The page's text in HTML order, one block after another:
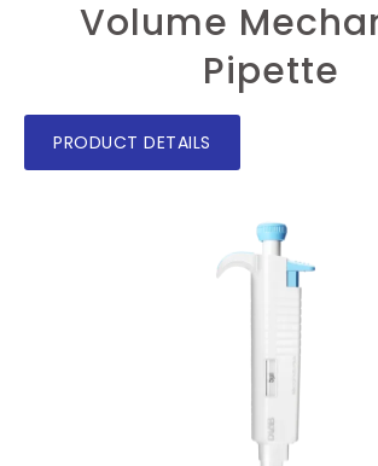
Volume
Pipette
PRODUCT DETAILS